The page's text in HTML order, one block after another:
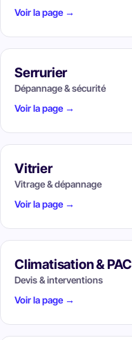
Voir la page →
Serrurier
Dépannage & sécurité
Voir la page →
Vitrier
Vitrage & dépannage
Voir la page →
Climatisation & PAC
Devis & interventions
Voir la page →